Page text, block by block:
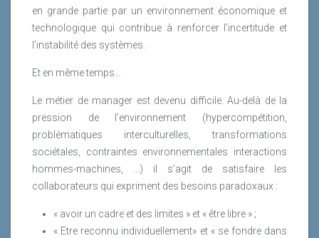
en grande partie par un environnement économique et
technologique qui contribue à renforcer l’incertitude et
l’instabilité des systèmes.
Et en même temps…
Le métier de manager est devenu difficile. Au-delà de la
pression de l’environnement (hypercompétition,
problématiques interculturelles, transformations
sociétales, contraintes environnementales interactions
hommes-machines, …) il s’agit de satisfaire les
collaborateurs qui expriment des besoins paradoxaux :
« avoir un cadre et des limites » et « être libre » ;
« Etre reconnu individuellement» et « se fondre dans